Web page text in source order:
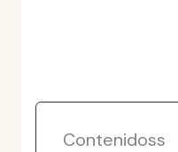
Contenidoss